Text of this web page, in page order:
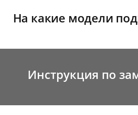
На какие модели
Инструкция по